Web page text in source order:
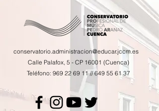
conservatorio.administracion@educar.jccm.es
Calle Palafox, 5 - CP 16001 (Cuenca)
Teléfono: 969 22 69 11//649 55 61 37